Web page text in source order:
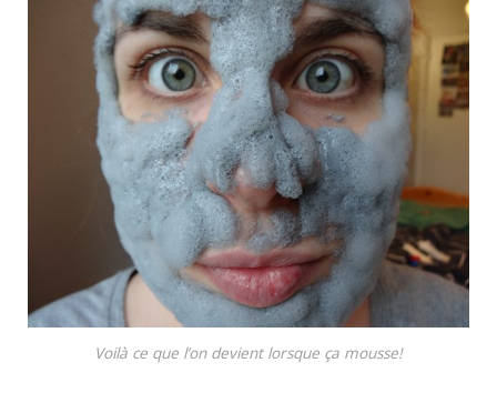
Voilà ce que l’on devient lorsque ça mousse!